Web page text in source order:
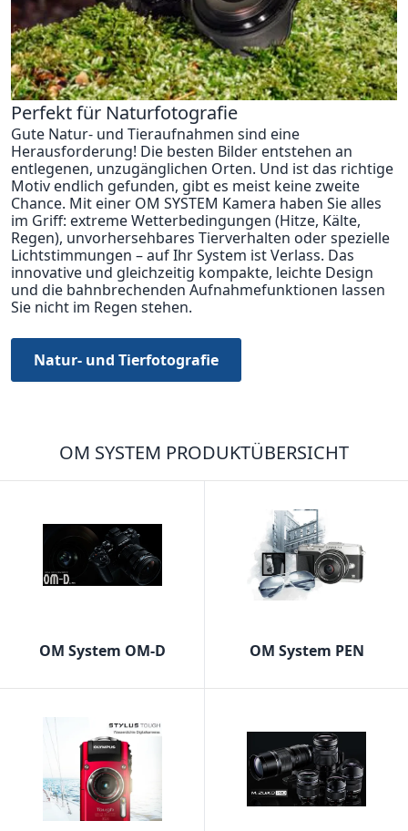
Perfekt für Naturfotografie
Gute Natur- und Tieraufnahmen sind eine
Herausforderung! Die besten Bilder entstehen an
entlegenen, unzugänglichen Orten. Und ist das richtige
Motiv endlich gefunden, gibt es meist keine zweite
Chance. Mit einer OM SYSTEM Kamera haben Sie alles
im Griff: extreme Wetterbedingungen (Hitze, Kälte,
Regen), unvorhersehbares Tierverhalten oder spezielle
Lichtstimmungen – auf Ihr System ist Verlass. Das
innovative und gleichzeitig kompakte, leichte Design
und die bahnbrechenden Aufnahmefunktionen lassen
Sie nicht im Regen stehen.
Natur- und Tierfotografie
OM SYSTEM PRODUKTÜBERSICHT
OM System OM-D OM System PEN